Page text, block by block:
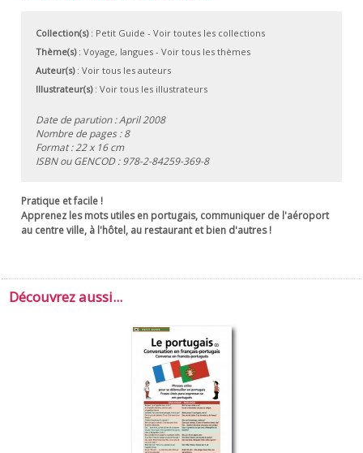
Collection(s): Petit Guide - Voir toutes les collections
Thème(s): Voyage, langues- Voir tous les thèmes
Auteur(s): Voir tous les auteurs
Illustrateur(s): Voir tous les illustrateurs
Date de parution : April 2008
Nombre de pages : 8
Format : 22 x 16 cm
ISBN ou GENCOD :978-2-84259-369-8
Pratique et facile !
Apprenez les mots utiles en portugais, communiquer de l'aéroport
au centre ville, à l'hôtel, au restaurant et bien d'autres !
Découvrez aussi...